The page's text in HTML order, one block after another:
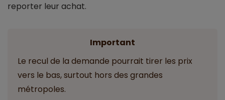
reporter leur achat.
Important
Le recul de la demande pourrait tirer les prix
vers le bas, surtout hors des grandes
métropoles.